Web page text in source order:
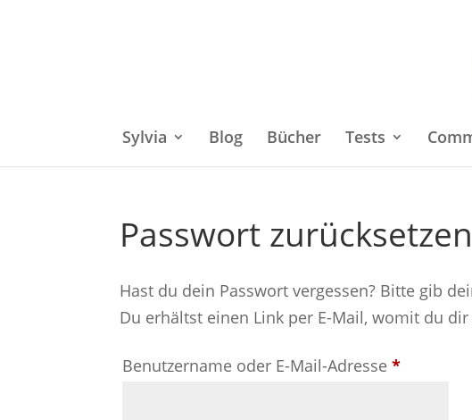
Sylvia Blog Bücher Tests
Passwort zurücksetzen
Hast du dein Passwort vergessen? Bitte gib
Du erhältst einen Link per E-Mail, womit du
Benutzername oder E-Mail-Adresse*